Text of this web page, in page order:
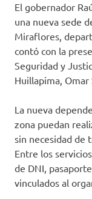
El gobernador
una nueva sede
Miraflores,
contó con la
Seguridad y
Huillapima, Omar
La nueva
zona puedan
sin necesidad de
Entre los
de DNI,
vinculados al